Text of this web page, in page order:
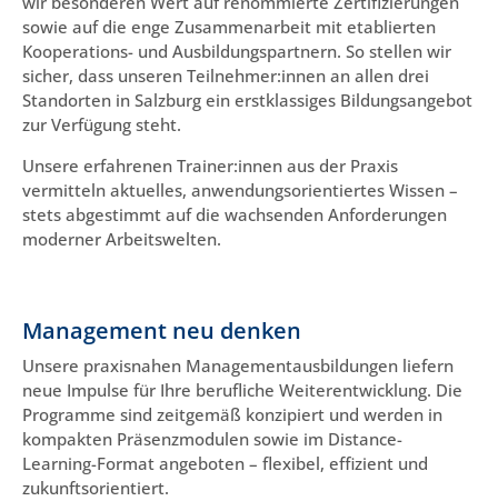
sowie auf die enge Zusammenarbeit mit etablierten
Kooperations- und Ausbildungspartnern. So stellen wir
sicher, dass unseren Teilnehmer:innen an allen drei
Standorten in Salzburg ein erstklassiges Bildungsangebot
zur Verfügung steht.
Unsere erfahrenen Trainer:innen aus der Praxis
vermitteln aktuelles, anwendungsorientiertes Wissen –
stets abgestimmt auf die wachsenden Anforderungen
moderner Arbeitswelten.
Management neu denken
Unsere praxisnahen Managementausbildungen liefern
neue Impulse für Ihre berufliche Weiterentwicklung. Die
Programme sind zeitgemäß konzipiert und werden in
kompakten Präsenzmodulen sowie im Distance-
Learning-Format angeboten – flexibel, effizient und
zukunftsorientiert.